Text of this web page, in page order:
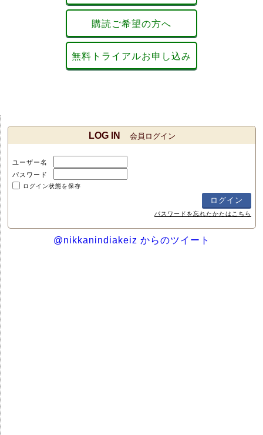
購読ご希望の方へ
無料トライアルお申し込み
LOG IN 会員ログイン
ユーザー名
パスワード
ログイン状態を保存
パスワードを忘れたかたはこちら
@nikkanindiakeiz からのツイート